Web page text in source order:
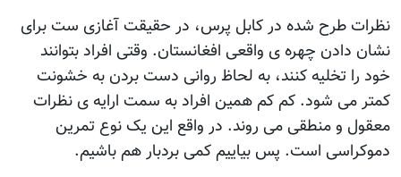
نظرات طرح شده در کابل پرس، در حقيقت آغازی ست برای
نشان دادن چهره ی واقعی افغانستان. وقتی افراد بتوانند
خود را تخليه کنند، به لحاظ روانی دست بردن به خشونت
کمتر می شود. کم کم همين افراد به سمت ارايه ی نظرات
معقول و منطقی می روند. در واقع اين يک نوع تمرين
دموکراسی است. پس بياييم کمی بردبار هم باشيم.